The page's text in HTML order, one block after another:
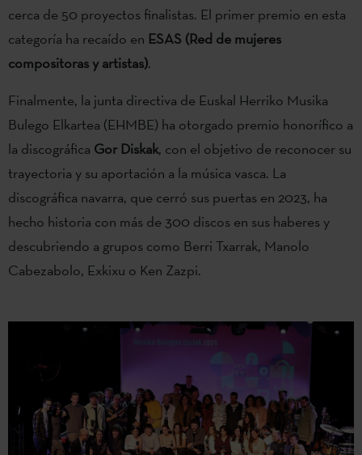
cerca de 50 proyectos finalistas. El primer premio en esta
categoría ha recaído en ESAS (Red de mujeres
compositoras y artistas).
Finalmente, la junta directiva de Euskal Herriko Musika
Bulego Elkartea (EHMBE) ha otorgado premio honorífico a
la discográfica Gor Diskak, con el objetivo de reconocer su
trayectoria y su aportación a la música vasca. La
discográfica navarra, que cerró sus puertas en 2023, ha
hecho historia con más de 300 discos en sus haberes y
descubriendo a grupos como Berri Txarrak, Manolo
Cabezabolo, Exkixu o Ken Zazpi.